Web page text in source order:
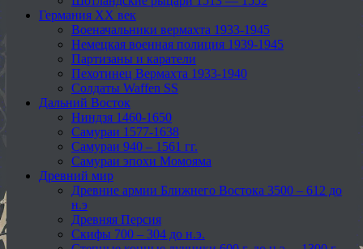
Германия XX век
Военачальники вермахта 1933-1945
Немецкая военная полиция 1939-1945
Партизаны и каратели
Пехотинец Вермахта 1933-1940
Солдаты Waffen SS
Дальний Восток
Ниндзя 1460-1650
Самураи 1577-1638
Самураи 940 – 1561 гг.
Самураи эпохи Момояма
Древний мир
Древние армии Ближнего Востока 3500 – 612 до
н.э
Древняя Персия
Скифы 700 – 304 до н.э.